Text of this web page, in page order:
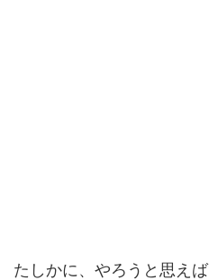
たしかに、やろうと思え